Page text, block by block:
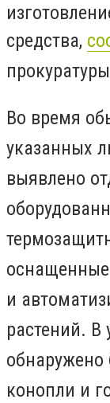
средства,
Во время
указанных
выявлено
и
растений.
обнаружено
конопли и